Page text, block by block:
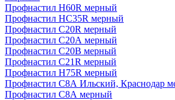
Профнастил H60R мерный
Профнастил HC35R мерный
Профнастил С20R мерный
Профнастил С20А мерный
Профнастил С20В мерный
Профнастил С21R мерный
Профнастил Н75R мерный
Профнастил С8А Ильский, Краснодар
Профнастил С8А мерный